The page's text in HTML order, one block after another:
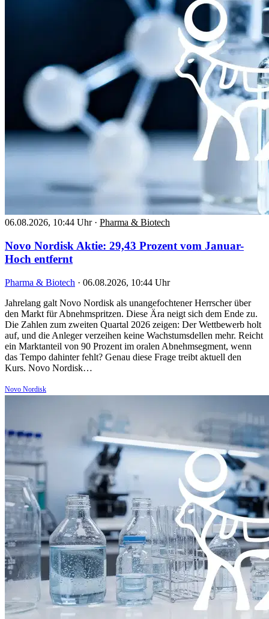
06.08.2026, 10:44 Uhr · Pharma & Biotech
Novo Nordisk Aktie: 29,43 Prozent vom Januar-
Hoch entfernt
Pharma & Biotech · 06.08.2026, 10:44 Uhr
Jahrelang galt Novo Nordisk als unangefochtener Herrscher über
den Markt für Abnehmspritzen. Diese Ära neigt sich dem Ende zu.
Die Zahlen zum zweiten Quartal 2026 zeigen: Der Wettbewerb holt
auf, und die Anleger verzeihen keine Wachstumsdellen mehr. Reicht
ein Marktanteil von 90 Prozent im oralen Abnehmsegment, wenn
das Tempo dahinter fehlt? Genau diese Frage treibt aktuell den
Kurs. Novo Nordisk…
Novo Nordisk